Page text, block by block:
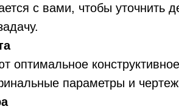
с вами, чтобы уточнить
оптимальное
параметры и